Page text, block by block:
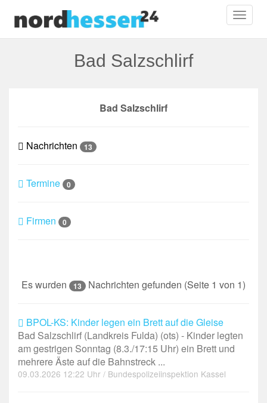
Bad Salzschlirf
Bad Salzschlirf
Nachrichten 13
Termine 0
Firmen 0
Es wurden 13 Nachrichten gefunden (Seite 1 von 1)
BPOL-KS: Kinder legen ein Brett auf die Gleise
Bad Salzschlirf (Landkreis Fulda) (ots) - Kinder legten
am gestrigen Sonntag (8.3./17:15 Uhr) ein Brett und
mehrere Äste auf die Bahnstreck ...
09.03.2026 12:22 Uhr / Bundespolizeiinspektion Kassel